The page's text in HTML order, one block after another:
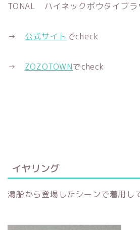
TONAL ハイネックボウタイブラ
→ 公式サイトでcheck
→ ZOZOTOWNでcheck
イヤリング
湯船から登場したシーンで着用し